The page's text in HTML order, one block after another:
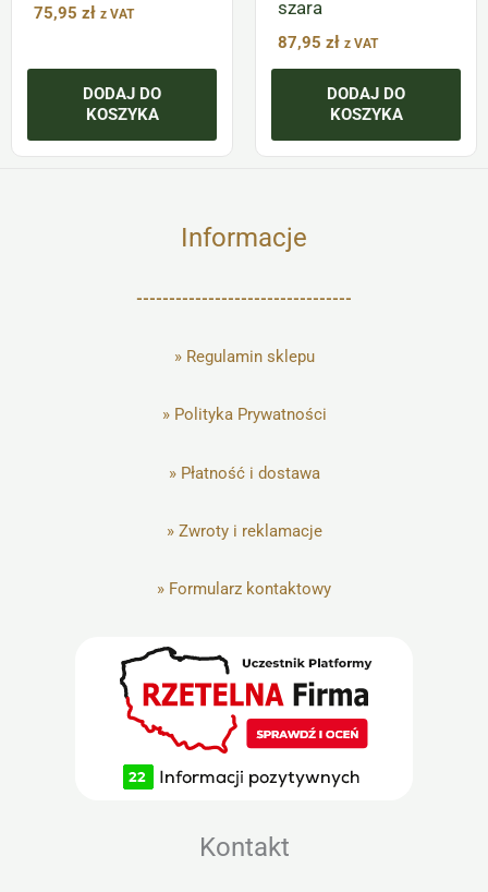
75,95 zł z VAT
DODAJ DO
KOSZYKA
szara
87,95 zł z VAT
DODAJ DO
KOSZYKA
Informacje
---------------------------------
» Regulamin sklepu
» Polityka Prywatności
» Płatność i dostawa
» Zwroty i reklamacje
» Formularz kontaktowy
Kontakt